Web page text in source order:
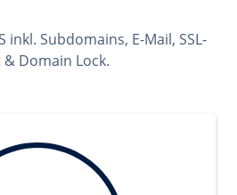
inkl. Subdomains, E-Mail, SSL-
Domain Lock.